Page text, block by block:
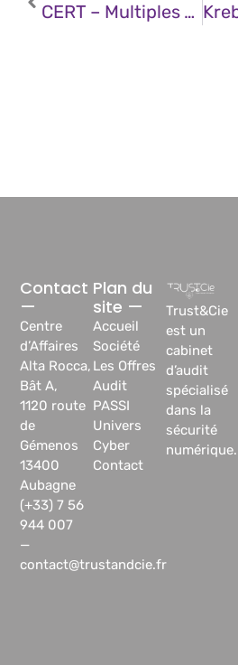
CERT – Multiples Vulnérabilités Dans Le Noyau Linux De SUSE (02 Mai 2025)
Trust&Cie
est un
cabinet
d’audit
spécialisé
dans la
sécurité
numérique.
Plan du
site —
Accueil
Société
Les Offres
Audit
PASSI
Univers
Cyber
Contact
Contact
—
Centre
d’Affaires
Alta Rocca,
Bât A,
1120 route
de
Gémenos
13400
Aubagne
(+33) 7 56
944 007
—
contact@trustandcie.fr